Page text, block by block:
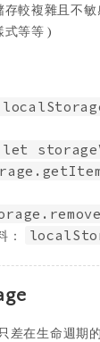
存較複雜且不敏
式等等 )
let
：
在生命週期的